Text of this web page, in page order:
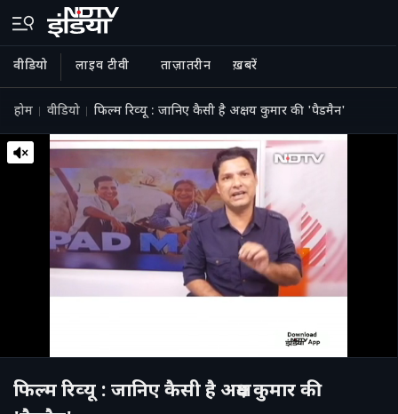
वीडियो लाइव टीवी ताज़ातरीन ख़बरें
होम वीडियो फिल्‍म रिव्‍यू : जानिए कैसी है अक्षय कुमार की 'पैडमैन'
फिल्‍म रिव्‍यू : जानिए कैसी है अक्षय कुमार की